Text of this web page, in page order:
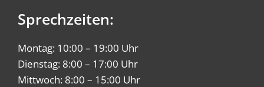
Sprechzeiten:
Montag: 10:00 – 19:00 Uhr
Dienstag: 8:00 – 17:00 Uhr
Mittwoch: 8:00 – 15:00 Uhr